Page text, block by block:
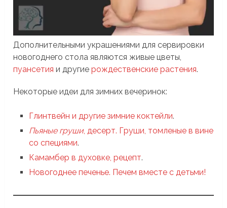
Дополнительными украшениями для сервировки
новогоднего стола являются живые цветы,
пуансетия и другиерождественские растения.
Некоторые идеи для зимних вечеринок:
Глинтвейн и другие зимние коктейли.
Пьяные груши, десерт. Груши, томленые в вине
со специями.
Камамбер в духовке, рецепт.
Новогоднее печенье. Печем вместе с детьми!